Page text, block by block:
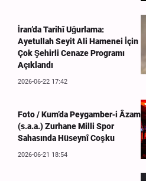
İran’da Tarihî Uğurlama:
Ayetullah Seyit Ali Hamenei İçin
Çok Şehirli Cenaze Programı
Açıklandı
2026-06-22 17:42
Foto / Kum’da Peygamber‑i Âzam
(s.a.a.) Zurhane Milli Spor
Sahasında Hüseynî Coşku
2026-06-21 18:54